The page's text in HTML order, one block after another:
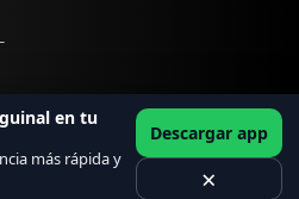
en tu
más rápida y
Descargar app
×